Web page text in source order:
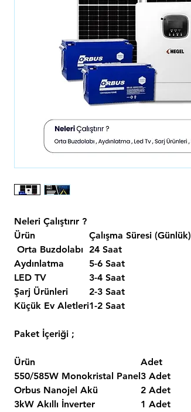
Neleri Çalıştırır ?
Ürün
Çalışma Süresi (Günlük)
Orta Buzdolabı
24 Saat
Aydınlatma
5-6 Saat
LED TV
3-4 Saat
Şarj Ürünleri
2-3 Saat
Küçük Ev Aletleri1-2 Saat
Paket İçeriği ;
Ürün
Adet
550/585W Monokristal Panel3 Adet
Orbus Nanojel Akü
2 Adet
3kW Akıllı İnverter
1 Adet